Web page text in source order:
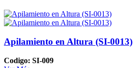
Apilamiento en Altura (SI-0013)
Codigo: SI-009